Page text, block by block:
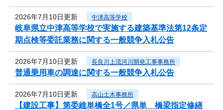
2026年7月10日更新 中津高等学校
岐阜県立中津高等学校で実施する建築基準法第12条定
期点検等委託業務に関する一般競争入札公告
2026年7月10日更新 長良川上流河川開発工事事務所
普通乗用車の調達に関する一般競争入札公告
2026年7月10日更新 高山土木事務所
【建設工事】第委維単橋全1号／県単 橋梁指定修繕